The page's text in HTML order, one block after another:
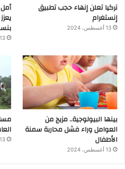
تركيا تعلن إنهاء حجب تطبيق
إنستغرام
13 أغسطس، 2024
13 أغسطس، 2024
بينها البيولوجية.. مزيج من
العوامل وراء فشل محاربة سمنة
الأطفال
13 أغسطس، 2024
13 أغسطس، 2024